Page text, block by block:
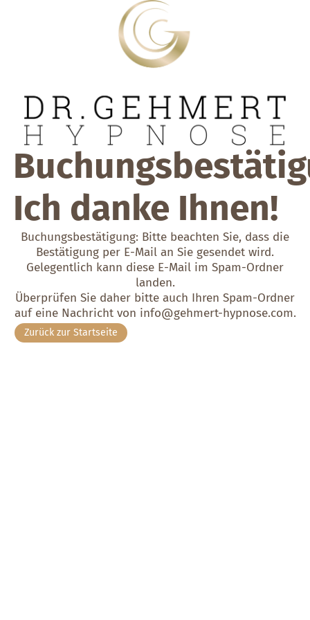
Ich danke Ihnen!
Buchungsbestätigung: Bitte beachten Sie, dass die
Bestätigung per E-Mail an Sie gesendet wird.
Gelegentlich kann diese E-Mail im Spam-Ordner
landen.
Überprüfen Sie daher bitte auch Ihren Spam-Ordner
auf eine Nachricht von info@gehmert-hypnose.com.
Zurück zur Startseite